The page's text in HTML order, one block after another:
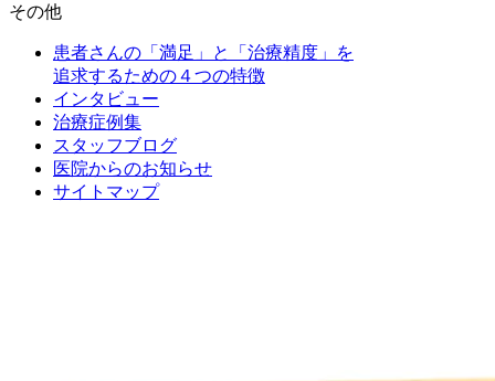
その他
患者さんの「満足」と「治療精度」を
追求するための４つの特徴
インタビュー
治療症例集
スタッフブログ
医院からのお知らせ
サイトマップ